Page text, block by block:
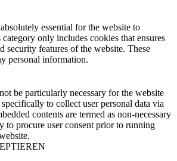
essential for the website to
only includes cookies that ensures
security features of the website. These
personal information.
be particularly necessary for the website
to collect user personal data via
contents are termed as non-necessary
to procure user consent prior to running